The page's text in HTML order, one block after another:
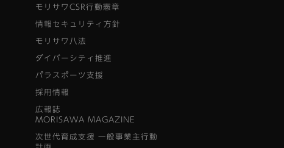
モリサワCSR行動憲章
情報セキュリティ方針
モリサワ八法
ダイバーシティ推進
パラスポーツ支援
採用情報
広報誌
MORISAWA MAGAZINE
次世代育成支援 一般事業主行動